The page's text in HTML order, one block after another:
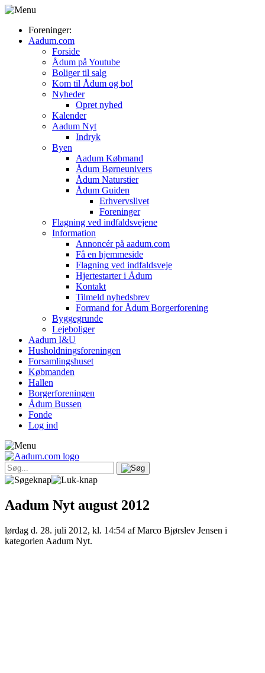
Foreninger:
Aadum.com
Forside
Ådum på Youtube
Boliger til salg
Kom til Ådum og bo!
Nyheder
Opret nyhed
Kalender
Aadum Nyt
Indryk
Byen
Aadum Købmand
Ådum Børneunivers
Ådum Naturstier
Ådum Guiden
Erhvervslivet
Foreninger
Flagning ved indfaldsvejene
Information
Annoncér på aadum.com
Få en hjemmeside
Flagning ved indfaldsveje
Hjertestarter i Ådum
Kontakt
Tilmeld nyhedsbrev
Formand for Ådum Borgerforening
Byggegrunde
Lejeboliger
Aadum I&U
Husholdningsforeningen
Forsamlingshuset
Købmanden
Hallen
Borgerforeningen
Ådum Bussen
Fonde
Log ind
Aadum Nyt august 2012
lørdag d. 28. juli 2012, kl. 14:54 af Marco Bjørslev Jensen i
kategorien Aadum Nyt.